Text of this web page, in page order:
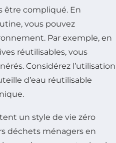
être compliqué. En
vous pouvez
Par exemple, en
réutilisables, vous
Considérez l’utilisation
d’eau réutilisable
un style de vie zéro
déchets ménagers en